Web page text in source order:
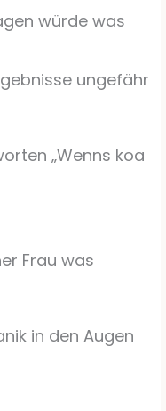
würde was
ungefähr
„Wenns koa
Frau was
in den Augen